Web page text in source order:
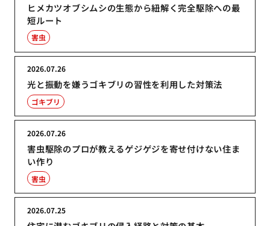
ヒメカツオブシムシの生態から紐解く完全駆除への最
短ルート
害虫
光と振動を嫌うゴキブリの習性を利用した対策法
2026.07.26
ゴキブリ
害虫駆除のプロが教えるゲジゲジを寄せ付けない住ま
い作り
2026.07.26
害虫
2026.07.25